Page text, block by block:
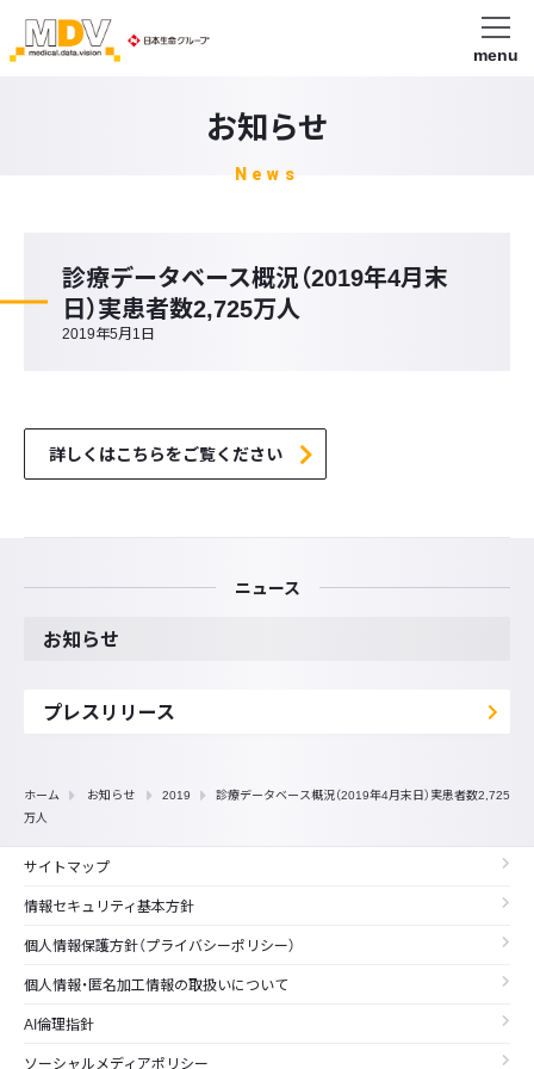
menu
お知らせ
News
診療データベース概況（2019年4月末
日）実患者数2,725万人
2019年5月1日
詳しくはこちらをご覧ください
ニュース
お知らせ
プレスリリース
ホーム お知らせ 2019
診療データベース概況（2019年4月末日）実患者数2,725
万人
サイトマップ
情報セキュリティ基本方針
個人情報保護方針（プライバシーポリシー）
個人情報・匿名加工情報の取扱いについて
AI倫理指針
ソーシャルメディアポリシー